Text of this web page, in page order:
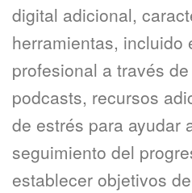
digital adicional,
herramientas, incluido
profesional a través
podcasts, recursos
de estrés para ayudar
seguimiento del
establecer objetivos